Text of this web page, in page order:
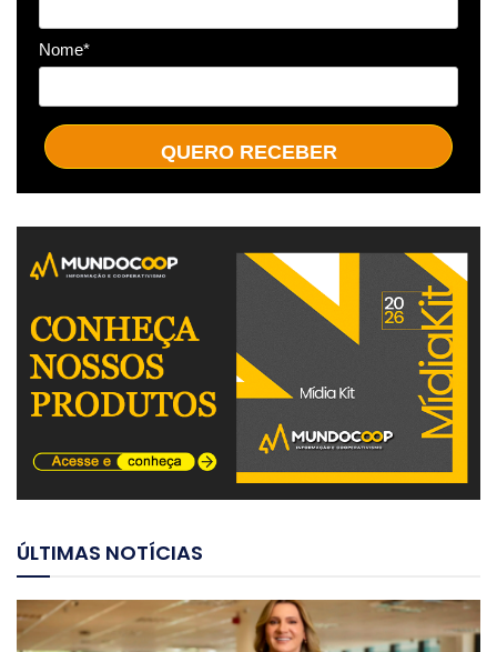
Nome*
QUERO RECEBER
ÚLTIMAS NOTÍCIAS